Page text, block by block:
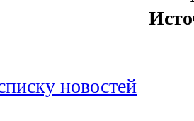
новостей